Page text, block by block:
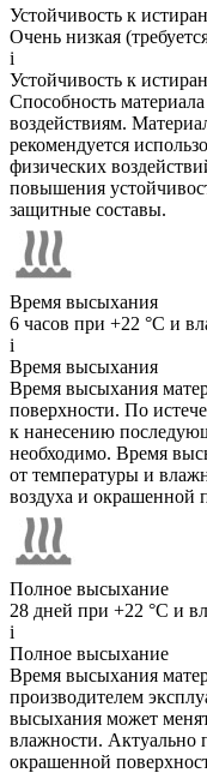
Устойчивость к
Очень низкая
i
Устойчивость к
Способность
воздействиям.
рекомендуется
физических
повышения
защитные составы.
Время высыхания
6 часов при +22 °C и
i
Время высыхания
Время высыхания
поверхности. По
к нанесению
необходимо. Время
от температуры и
воздуха и окрашенной
Полное высыхание
28 дней при +22 °C и
i
Полное высыхание
Время высыхания
производителем
высыхания может
влажности. Актуально
окрашенной